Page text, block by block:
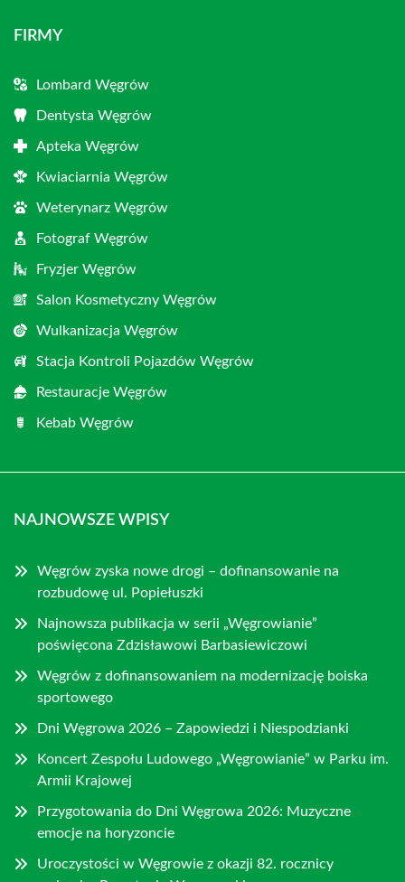
FIRMY
Lombard Węgrów
Dentysta Węgrów
Apteka Węgrów
Kwiaciarnia Węgrów
Weterynarz Węgrów
Fotograf Węgrów
Fryzjer Węgrów
Salon Kosmetyczny Węgrów
Wulkanizacja Węgrów
Stacja Kontroli Pojazdów Węgrów
Restauracje Węgrów
Kebab Węgrów
NAJNOWSZE WPISY
Węgrów zyska nowe drogi – dofinansowanie na
rozbudowę ul. Popiełuszki
Najnowsza publikacja w serii „Węgrowianie”
poświęcona Zdzisławowi Barbasiewiczowi
Węgrów z dofinansowaniem na modernizację boiska
sportowego
Dni Węgrowa 2026 – Zapowiedzi i Niespodzianki
Koncert Zespołu Ludowego „Węgrowianie” w Parku im.
Armii Krajowej
Przygotowania do Dni Węgrowa 2026: Muzyczne
emocje na horyzoncie
Uroczystości w Węgrowie z okazji 82. rocznicy